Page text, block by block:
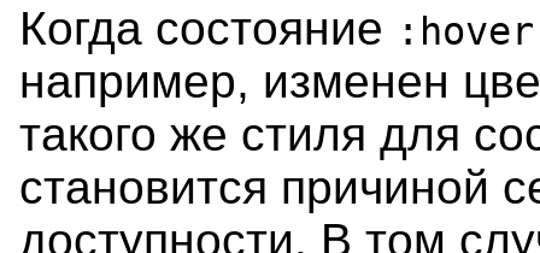
Когда состояние :hover
например, изменен
такого же стиля для
становится причиной
доступности. В том